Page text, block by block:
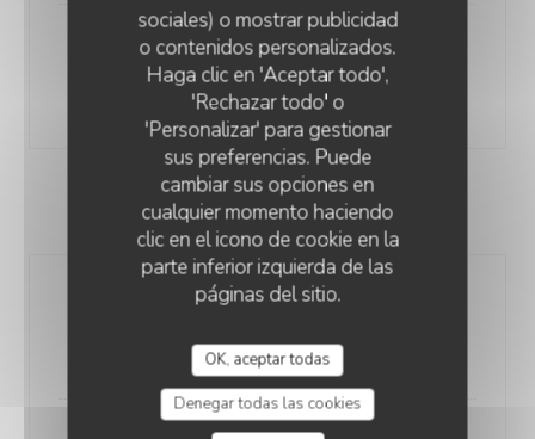
sociales) o mostrar publicidad
o contenidos personalizados.
Haga clic en 'Aceptar todo',
'Rechazar todo' o
'Personalizar' para gestionar
sus preferencias. Puede
cambiar sus opciones en
cualquier momento haciendo
clic en el icono de cookie en la
parte inferior izquierda de las
páginas del sitio.
OK, aceptar todas
Denegar todas las cookies
Planchette apéro
Viande séchée, salami, saucisson, lard sec
15,00 CHF
AVEC LES AMIS À TABLE
Planchette Apéro
15,00 CHF
RESTAURANT ÉPHÉMÈRE DE RETOUR EN 2026